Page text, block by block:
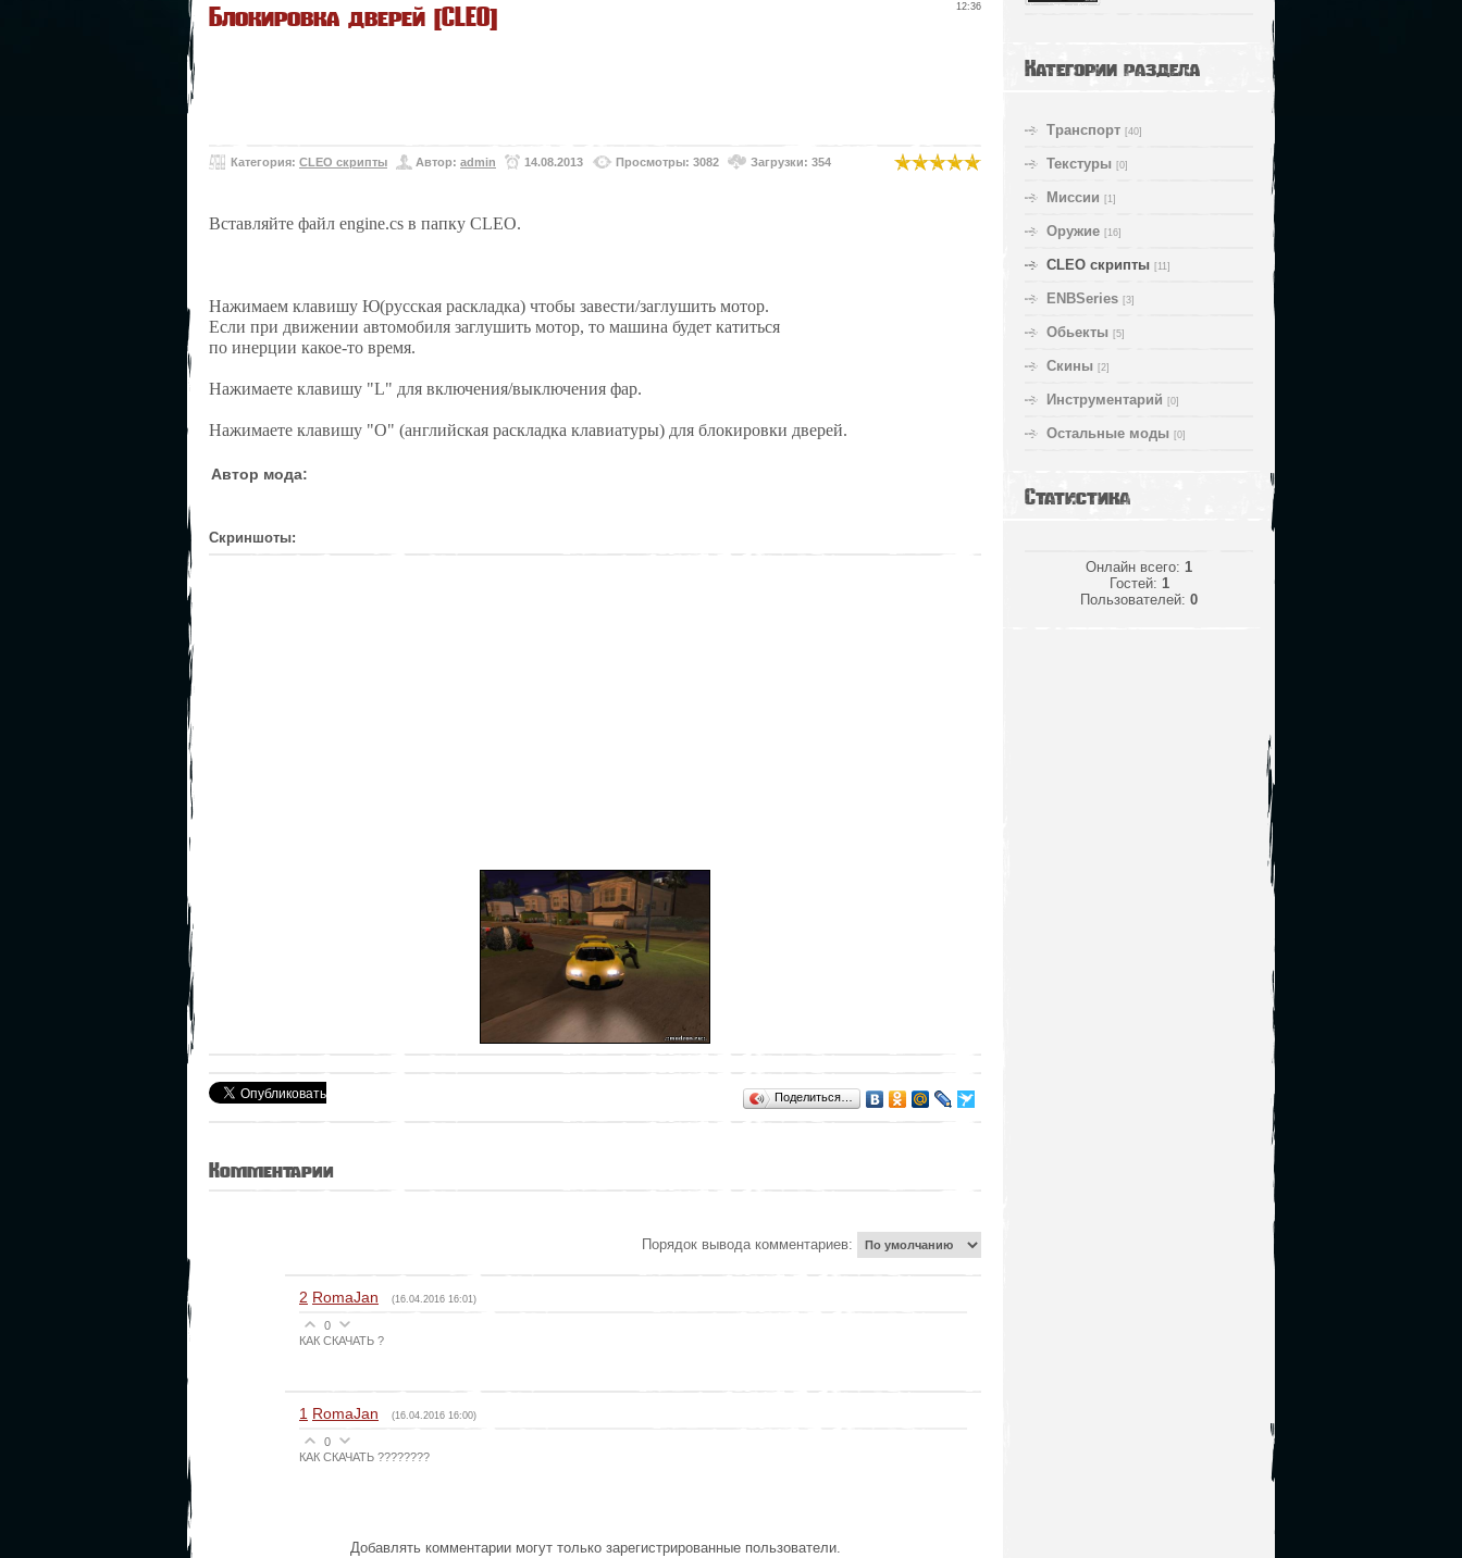
12:36
Блокировка дверей [CLEO]
Категория: CLEO скрипты Автор: admin 14.08.2013 Просмотры: 3082 Загрузки: 354
Вставляйте файл engine.cs в папку CLEO.
Нажимаем клавишу Ю(русская раскладка) чтобы завести/заглушить мотор.
Если при движении автомобиля заглушить мотор, то машина будет катиться
по инерции какое-то время.
Нажимаете клавишу "L" для включения/выключения фар.
Нажимаете клавишу "O" (английская раскладка клавиатуры) для блокировки дверей.
Автор мода:
Скриншоты:
Поделиться…
Комментарии
Порядок вывода комментариев:
2 RomaJan (16.04.2016 16:01)
0
КАК СКАЧАТЬ ?
1 RomaJan (16.04.2016 16:00)
0
КАК СКАЧАТЬ ????????
Добавлять комментарии могут только зарегистрированные пользователи.
Категории раздела
Транспорт [40]
Текстуры [0]
Миссии [1]
Оружие [16]
CLEO скрипты [11]
ENBSeries [3]
Обьекты [5]
Скины [2]
Инструментарий [0]
Остальные моды [0]
Статистика
Онлайн всего: 1
Гостей: 1
Пользователей: 0